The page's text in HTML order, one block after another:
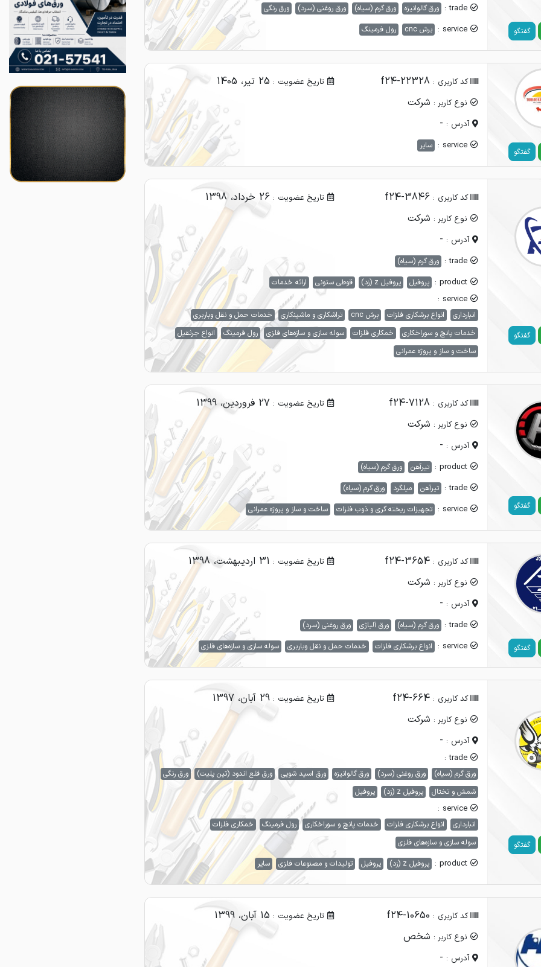
گفتگو
trade : ورق گالوانیزه ورق گرم (سیاه) ورق روغنی (سرد) ورق رنگی
service : برش cnc رول فرمینگ
گفتگو
کد کاربری : f24-22328 تاریخ عضویت : 25 تیر، 1405
نوع کاربر : شرکت
آدرس : -
service : سایر
گفتگو
کد کاربری : f24-3846 تاریخ عضویت : 26 خرداد، 1398
نوع کاربر : شرکت
آدرس : -
trade : ورق گرم (سیاه)
product : پروفیل پروفیل z (زد) قوطی ستونی ارائه خدمات
service :
انبارداری انواع برشکاری فلزات برش cnc تراشکاری و ماشینکاری
خدمات حمل و نقل وباربری
خدمات پانچ و سوراخکاری
خمکاری فلزات سوله سازی و سازه‌های فلزی رول فرمینگ
انواع جرثقیل
ساخت و ساز و پروژه عمرانی
گفتگو
کد کاربری : f24-7128 تاریخ عضویت : 27 فروردین، 1399
نوع کاربر : شرکت
آدرس : -
product : تیرآهن ورق گرم (سیاه)
trade : تیرآهن میلگرد ورق گرم (سیاه)
service : تجهیزات ریخته گری و ذوب فلزات ساخت و ساز و پروژه عمرانی
گفتگو
کد کاربری : f24-3654 تاریخ عضویت : 31 اردیبهشت، 1398
نوع کاربر : شرکت
آدرس : -
trade : ورق گرم (سیاه) ورق آلیاژی ورق روغنی (سرد)
service : انواع برشکاری فلزات خدمات حمل و نقل وباربری سوله سازی و سازه‌های فلزی
گفتگو
کد کاربری : f24-664 تاریخ عضویت : 29 آبان، 1397
نوع کاربر : شرکت
آدرس : -
trade :
ورق گرم (سیاه) ورق روغنی (سرد) ورق گالوانیزه ورق اسید شویی ورق قلع اندود (تین پلیت)
ورق رنگی
شمش و تختال
پروفیل z (زد) پروفیل
service :
انبارداری انواع برشکاری فلزات خدمات پانچ و سوراخکاری رول فرمینگ
خمکاری فلزات
سوله سازی و سازه‌های فلزی
product : پروفیل z (زد) پروفیل تولیدات و مصنوعات فلزی سایر
کد کاربری : f24-10650 تاریخ عضویت : 15 آبان، 1399
نوع کاربر : شخص
آدرس : -